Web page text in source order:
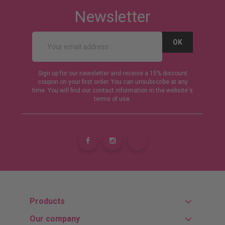
Newsletter
Sign up for our newsletter and receive a 15% discount
coupon on your first order. You can unsubscribe at any
time. You will find our contact information in the website's
terms of use.
Products
Our company